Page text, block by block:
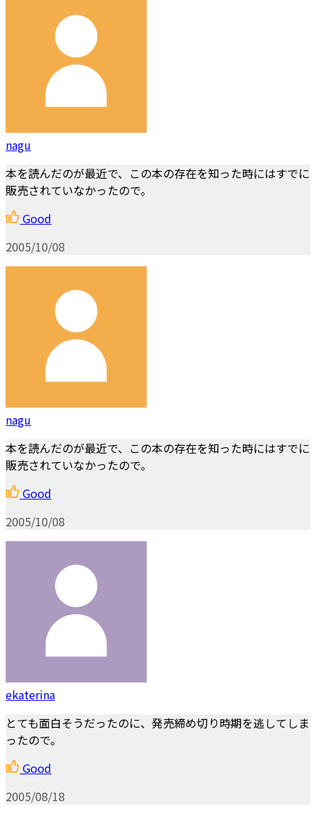
nagu
本を読んだのが最近で、この本の存在を知った時にはすでに
販売されていなかったので。
Good
2005/10/08
nagu
本を読んだのが最近で、この本の存在を知った時にはすでに
販売されていなかったので。
Good
2005/10/08
ekaterina
とても面白そうだったのに、発売締め切り時期を逃してしま
ったので。
Good
2005/08/18